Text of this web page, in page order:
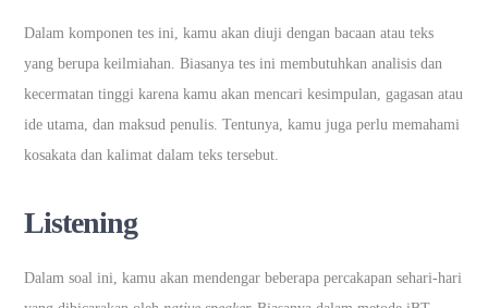
Dalam komponen tes ini, kamu akan diuji dengan bacaan atau teks
yang berupa keilmiahan. Biasanya tes ini membutuhkan analisis dan
kecermatan tinggi karena kamu akan mencari kesimpulan, gagasan atau
ide utama, dan maksud penulis. Tentunya, kamu juga perlu memahami
kosakata dan kalimat dalam teks tersebut.
Listening
Dalam soal ini, kamu akan mendengar beberapa percakapan sehari-hari